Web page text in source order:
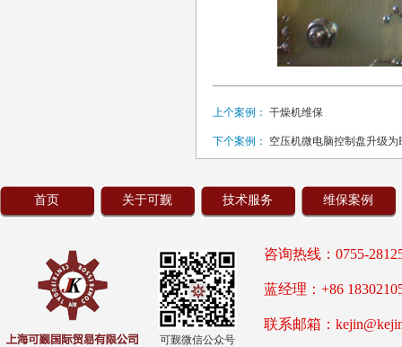
上个案例： 干燥机维保
下个案例： 空压机微电脑控制盘升级为
首页 关于可觐 技术服务 维保案例
可觐微信公众号
咨询热线：0755-
蓝经理：+86
联系邮箱：